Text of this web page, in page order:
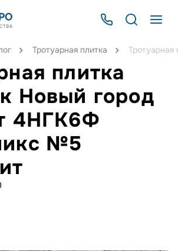
Тротуарная плитка
плитка
Новый город
4НГК6Ф
№5